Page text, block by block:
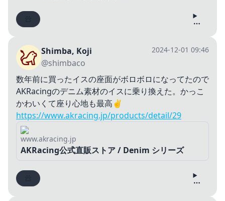
Shimba, Koji
@shimbaco
2024-12-01 09:46
数年前に買ったイスの座面がボロボロになってたので
AKRacingのデニム素材のイスに乗り換えた。かっこ
かわいくて座り心地も最高✌️
https://www.akracing.jp/products/detail/29
www.akracing.jp
AKRacing公式直販ストア / Denim シリーズ